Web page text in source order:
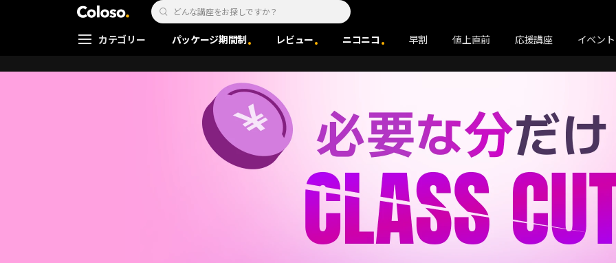
Coloso. | コロソ.
Search Input
Coloso Menu
カテゴリー パッケージ期間制 レビュー ニコニコ 早割 値上直前 応援講座 イベント